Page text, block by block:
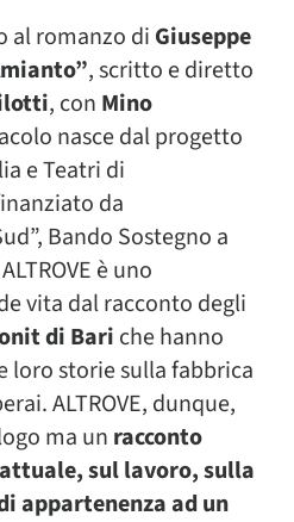
al romanzo di Giuseppe
, scritto e diretto
, con Mino
nasce dal progetto
e Teatri di
da
Bando Sostegno a
è uno
vita dal racconto degli
di Bari che hanno
loro storie sulla fabbrica
ALTROVE, dunque,
ma un racconto
sul lavoro, sulla
appartenenza ad un